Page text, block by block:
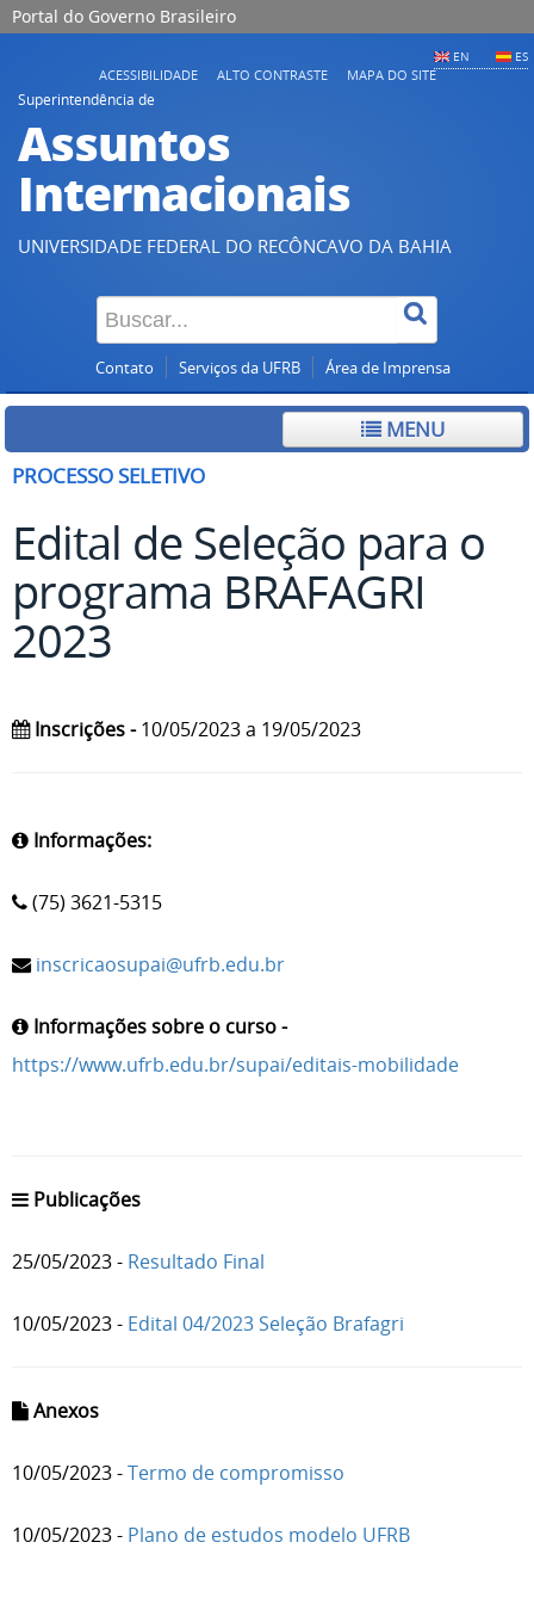
Portal do Governo Brasileiro
EN ES
ACESSIBILIDADE ALTO CONTRASTE
MAPA DO SITE
Superintendência de
Assuntos
Internacionais
UNIVERSIDADE FEDERAL DO RECÔNCAVO DA BAHIA
Contato Serviços da UFRB Área de Imprensa
MENU
PROCESSO SELETIVO
Edital de Seleção para o
programa BRAFAGRI
2023
Inscrições -10/05/2023 a 19/05/2023
Informações:
(75) 3621-5315
inscricaosupai@ufrb.edu.br
Informações sobre o curso -
https://www.ufrb.edu.br/supai/editais-mobilidade
Publicações
25/05/2023 - Resultado Final
10/05/2023 - Edital 04/2023 Seleção Brafagri
Anexos
10/05/2023 -Termo de compromisso
10/05/2023 - Plano de estudos modelo UFRB